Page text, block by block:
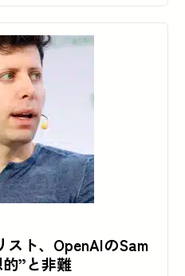
ト、OpenAIのSam
”と非難